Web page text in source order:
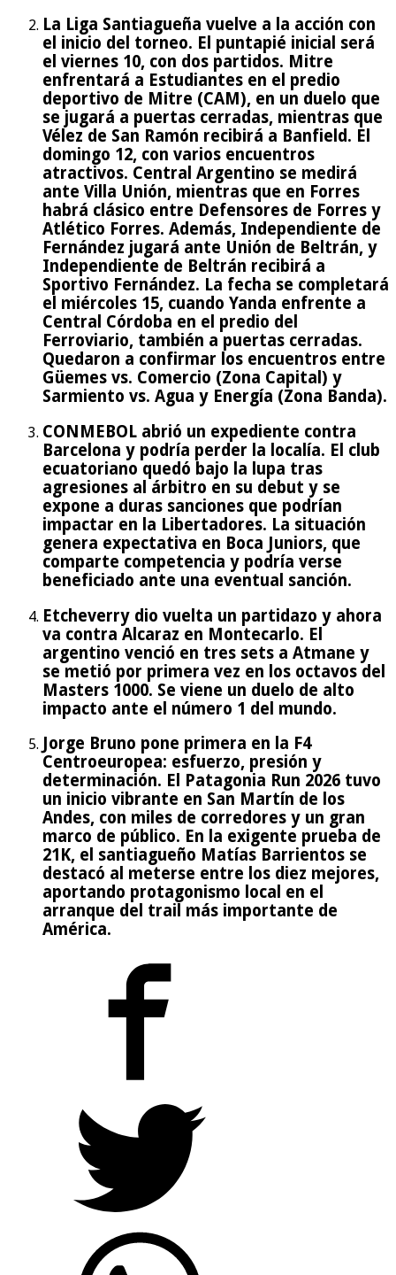
La Liga Santiagueña vuelve a la acción con
el inicio del torneo. El puntapié inicial será
el viernes 10, con dos partidos. Mitre
enfrentará a Estudiantes en el predio
deportivo de Mitre (CAM), en un duelo que
se jugará a puertas cerradas, mientras que
Vélez de San Ramón recibirá a Banfield. El
domingo 12, con varios encuentros
atractivos. Central Argentino se medirá
ante Villa Unión, mientras que en Forres
habrá clásico entre Defensores de Forres y
Atlético Forres. Además, Independiente de
Fernández jugará ante Unión de Beltrán, y
Independiente de Beltrán recibirá a
Sportivo Fernández. La fecha se completará
el miércoles 15, cuando Yanda enfrente a
Central Córdoba en el predio del
Ferroviario, también a puertas cerradas.
Quedaron a confirmar los encuentros entre
Güemes vs. Comercio (Zona Capital) y
Sarmiento vs. Agua y Energía (Zona Banda).
CONMEBOL abrió un expediente contra
Barcelona y podría perder la localía. El club
ecuatoriano quedó bajo la lupa tras
agresiones al árbitro en su debut y se
expone a duras sanciones que podrían
impactar en la Libertadores. La situación
genera expectativa en Boca Juniors, que
comparte competencia y podría verse
beneficiado ante una eventual sanción.
Etcheverry dio vuelta un partidazo y ahora
va contra Alcaraz en Montecarlo. El
argentino venció en tres sets a Atmane y
se metió por primera vez en los octavos del
Masters 1000. Se viene un duelo de alto
impacto ante el número 1 del mundo.
Jorge Bruno pone primera en la F4
Centroeuropea: esfuerzo, presión y
determinación. El Patagonia Run 2026 tuvo
un inicio vibrante en San Martín de los
Andes, con miles de corredores y un gran
marco de público. En la exigente prueba de
21K, el santiagueño Matías Barrientos se
destacó al meterse entre los diez mejores,
aportando protagonismo local en el
arranque del trail más importante de
América.